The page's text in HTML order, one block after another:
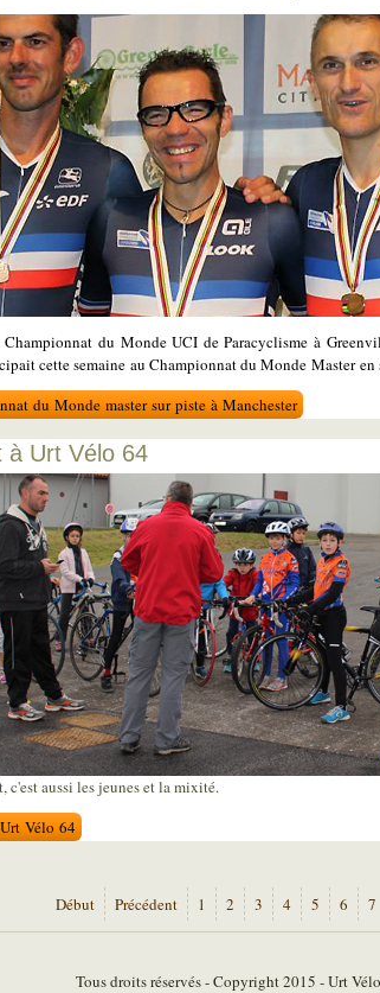
du Monde UCI de Paracyclisme à
cette semaine au Championnat du Monde Master en
du Monde master sur piste à Manchester
à Urt Vélo 64
c'est aussi les jeunes et la mixité.
Vélo 64
Début
Précédent 1 2 3 4 5 6 7
Tous droits réservés - Copyright 2015 - Urt